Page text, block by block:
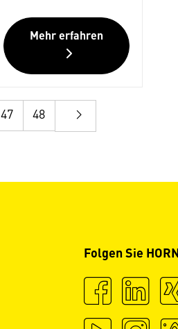
Mehr erfahren
47 48
Folgen Sie HORN